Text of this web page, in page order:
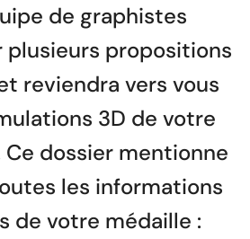
de graphistes
plusieurs propositions
reviendra vers vous
3D de votre
dossier mentionne
les informations
de votre médaille :